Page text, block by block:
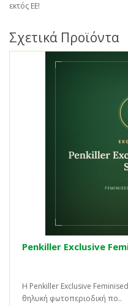
εκτός ΕΕ!
Σχετικά Προϊόντα
Penkiller Exclusive
Η Penkiller Exclusive
θηλυκή φωτοπεριοδική πο..